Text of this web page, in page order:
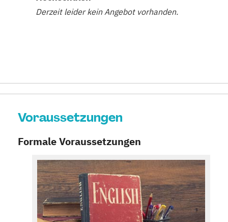
Derzeit leider kein Angebot vorhanden.
Voraussetzungen
Formale Voraussetzungen